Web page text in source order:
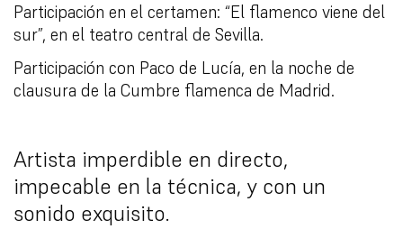
Participación en el certamen: “El flamenco viene del
sur”, en el teatro central de Sevilla.
Participación con Paco de Lucía, en la noche de
clausura de la Cumbre flamenca de Madrid.
Artista imperdible en directo,
impecable en la técnica, y con un
sonido exquisito.